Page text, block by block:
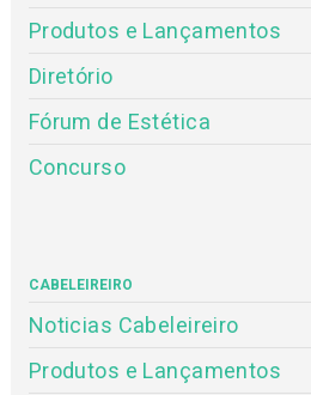
Produtos e Lançamentos
Diretório
Fórum de Estética
Concurso
CABELEIREIRO
Noticias Cabeleireiro
Produtos e Lançamentos